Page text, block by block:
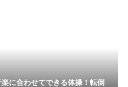
に合わせてできる体操！転倒